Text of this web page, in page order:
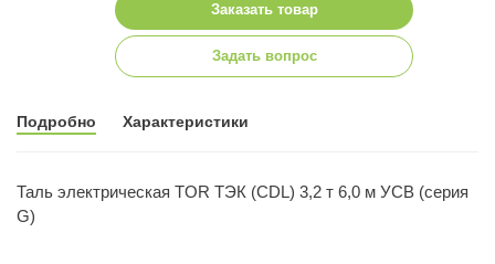
Заказать товар
Задать вопрос
Подробно Характеристики
Таль электрическая TOR ТЭК (CDL) 3,2 т 6,0 м УСВ (серия
G)